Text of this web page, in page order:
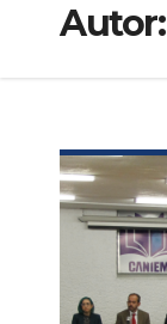
Autor: